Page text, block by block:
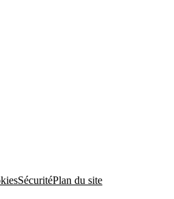
SécuritéPlan du site